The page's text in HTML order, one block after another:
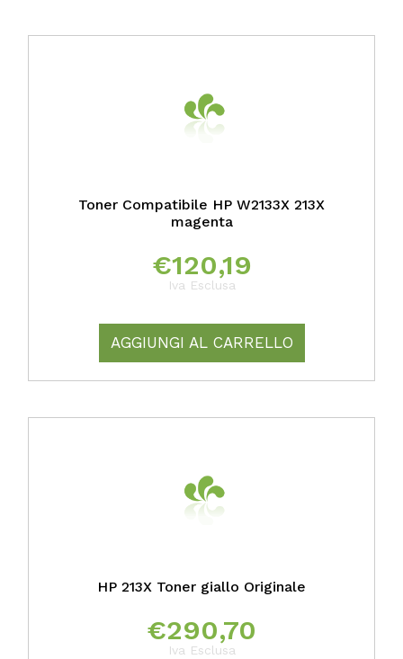
Toner Compatibile HP W2133X 213X
magenta
€120,19
Iva Esclusa
AGGIUNGI AL CARRELLO
HP 213X Toner giallo Originale
€290,70
Iva Esclusa